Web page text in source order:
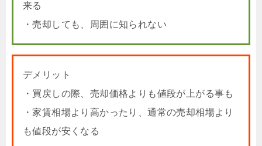
来る
・売却しても、周囲に知られない
デメリット
・買戻しの際、売却価格よりも値段が上がる事も
・家賃相場より高かったり、通常の売却相場より
も値段が安くなる